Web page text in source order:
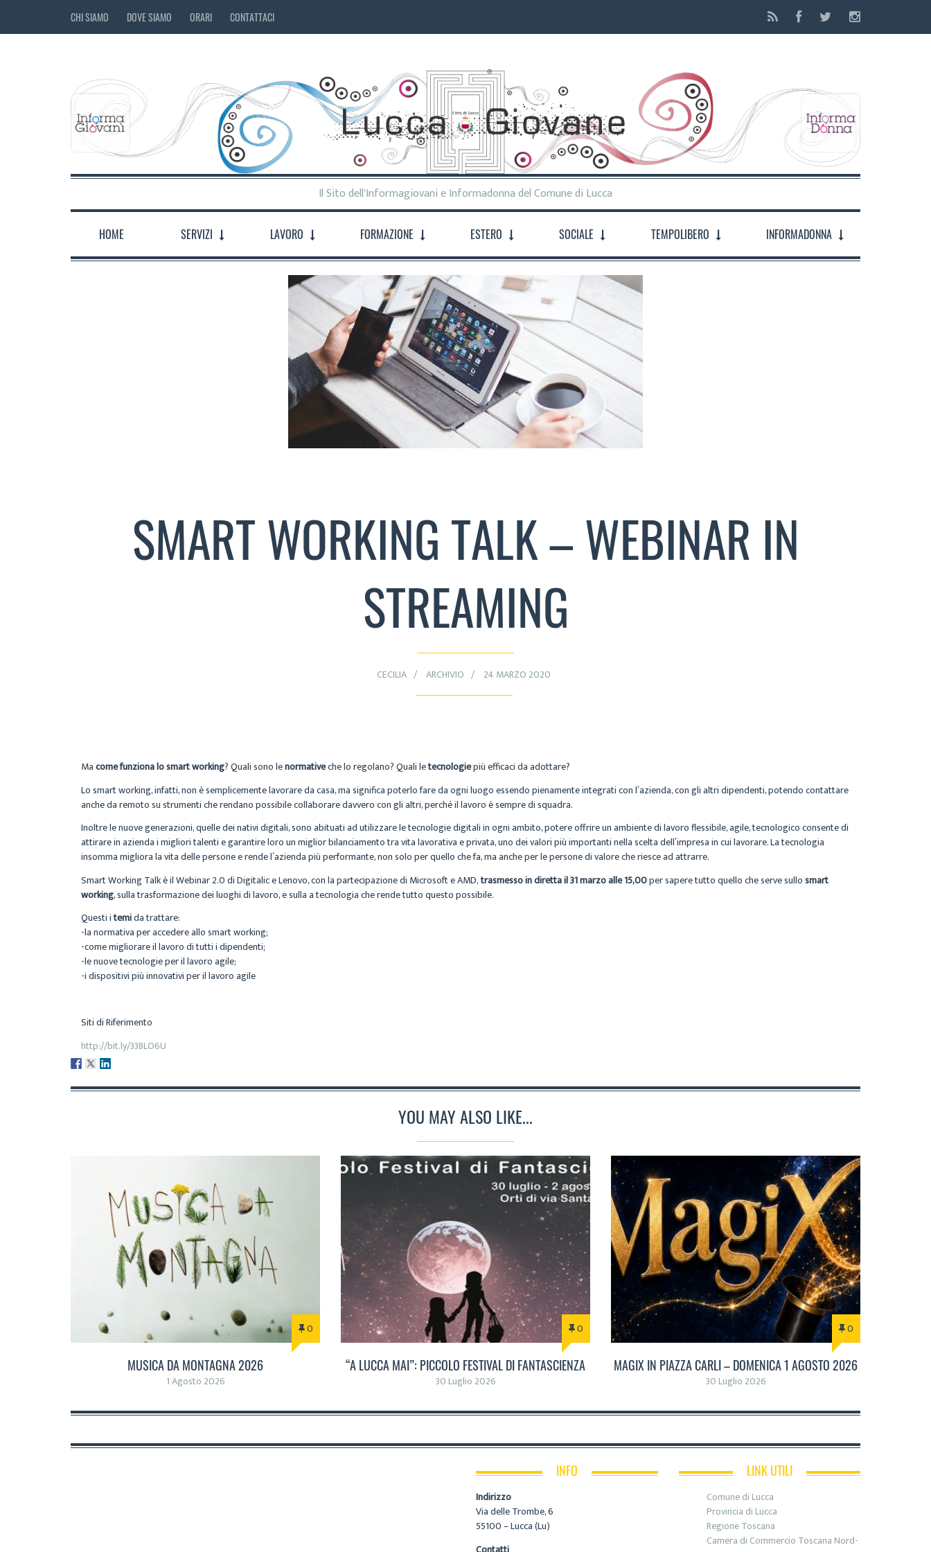
CHI SIAMO DOVE SIAMO ORARI CONTATTACI
Il Sito dell'Informagiovani e Informadonna del Comune di Lucca
HOME SERVIZI LAVORO FORMAZIONE ESTERO SOCIALE TEMPOLIBERO INFORMADONNA
SMART WORKING TALK – WEBINAR IN
STREAMING
CECILIA ARCHIVIO 24 MARZO 2020
Macome funziona lo smart working? Quali sono lenormativeche lo regolano? Quali letecnologiepiù efficaci da adottare?
Lo smart working, infatti, non è semplicemente lavorare da casa, ma significa poterlo fare da ogni luogo essendo pienamente integrati con l’azienda, con gli altri dipendenti, potendo contattare
anche da remoto su strumenti che rendano possibile collaborare davvero con gli altri, perché il lavoro è sempre di squadra.
Inoltre le nuove generazioni, quelle dei nativi digitali, sono abituati ad utilizzare le tecnologie digitali in ogni ambito, potere offrire un ambiente di lavoro flessibile, agile, tecnologico consente di
attirare in azienda i migliori talenti e garantire loro un miglior bilanciamento tra vita lavorativa e privata, uno dei valori più importanti nella scelta dell’impresa in cui lavorare. La tecnologia
insomma migliora la vita delle persone e rende l’azienda più performante, non solo per quello che fa, ma anche per le persone di valore che riesce ad attrarre.
Smart Working Talk è il Webinar 2.0 di Digitalic e Lenovo, con la partecipazione di Microsoft e AMD,trasmesso in diretta il 31 marzo alle 15,00per sapere tutto quello che serve sullosmart
working, sulla trasformazione dei luoghi di lavoro, e sulla a tecnologia che rende tutto questo possibile.
Questi itemida trattare:
-la normativa per accedere allo smart working;
-come migliorare il lavoro di tutti i dipendenti;
-le nuove tecnologie per il lavoro agile;
-i dispositivi più innovativi per il lavoro agile
Siti di Riferimento
http://bit.ly/33BLO6U
YOU MAY ALSO LIKE...
0
MUSICA DA MONTAGNA 2026
1 Agosto 2026
0
“A LUCCA MAI”: PICCOLO FESTIVAL DI FANTASCIENZA
30 Luglio 2026
0
MAGIX IN PIAZZA CARLI – DOMENICA 1 AGOSTO 2026
30 Luglio 2026
INFO
Indirizzo
Via delle Trombe, 6
55100 – Lucca (Lu)
LINK UTILI
Comune di Lucca
Provincia di Lucca
Regione Toscana
Camera di Commercio Toscana Nord-